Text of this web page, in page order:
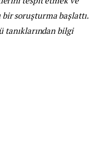
soruşturma başlattı.
tanıklarından bilgi